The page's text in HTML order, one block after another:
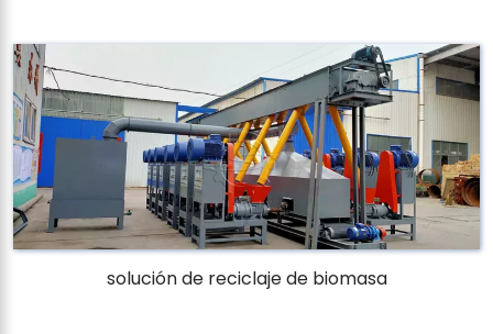
solución de reciclaje de biomasa